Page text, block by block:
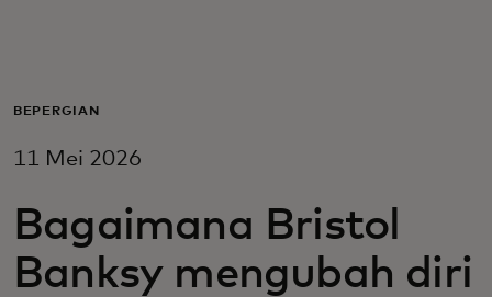
Untuk bisnis
Untuk inovator
BEPERGIAN
11 Mei 2026
Bagaimana Bristol
Banksy mengubah diri